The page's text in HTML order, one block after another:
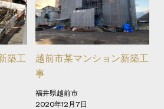
築工
越前市某マンション新築工
事
福井県越前市
2020年12月7日